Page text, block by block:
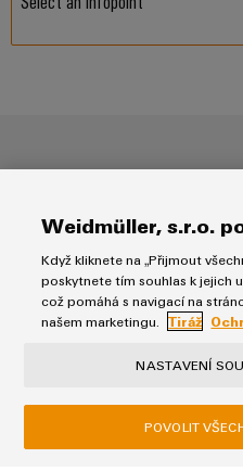
Těžba a zpracování surovin
Likvidace
Recyklace
Soulad se zásadami ochrany
RoHS)
životním prostředím se
compliance@weidmueller.com
Weidmüller, s.r.o.
Když kliknete na „Přijmout
poskytnete tím souhlas k jejich
což pomáhá s navigací na
našem marketingu.
Tiráž
NASTAVENÍ
POVOLIT